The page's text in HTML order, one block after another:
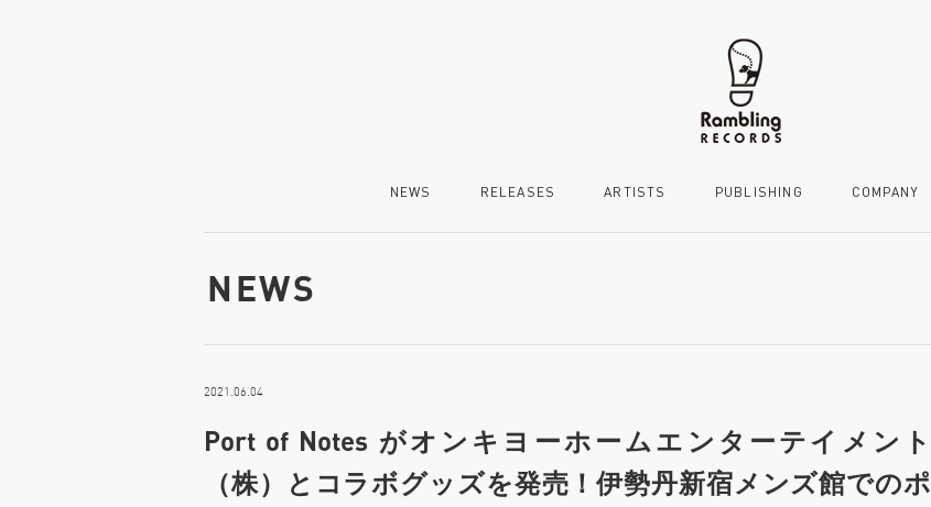
NEWS RELEASES ARTISTS PUBLISHING COMPANY
NEWS
2021.06.04
Port of Notes がオンキヨーホームエンターテイメント
（株）とコラボグッズを発売！伊勢丹新宿メンズ館でのポ